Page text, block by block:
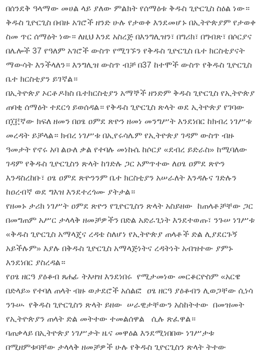
በሰንደቅ ዓላማው መሀል ላይ ያለው ምልክት የሰማዕቱ ቅዱስ ጊዮርጊስ ስዕል ነው።
ቅዱስ ጊዮርጊስ በብዙ አገሮች ዘንድ ሁሉ የታወቀ እንደመሆኑ በኢትዮጵያም የታወቀ
ስመ ጥር ሰማዕት ነው። ለዚህ እንደ አስረጅ በእንግሊዝን፣ በግሪክ፣ በግብጽ፣ በሶርያና
በሌሎች 37 የዓለም አገሮች ውስጥ የሚገኙን የቅዱስ ጊዮርጊስ ቤተ ክርስቲያናት
ማውሳት እንችላለን። እንግሊዝ ውስጥ ብቻ በ37 ከተሞች ውስጥ የቅዱስ ጊዮርጊስ
ቤተ ክርስቲያን ይገኛል።
በኢትዮጵያ ኦርቶዶክስ ቤተክርስቲያን አማኞች ዘንድም ቅዱስ ጊዮርጊስ የኢትዮጵያ
ጠባቂ ሰማዕት ተደርጎ ይወሰዳል። የቅዱስ ጊዮርጊስ ጽላት ወደ ኢትዮጵያ የገባው
በ፲፫ኛው ክፍለ ዘመን በዐፄ ዐምደ ጽዮን ዘመነ መንግሥት እንደነበር ከክብረ ነገሥቱ
መረዳት ይቻላል። ክብረ ነገሥቱ በኢየሩሳሌም የኢትዮጵያ ገዳም ውስጥ ብዙ
ዓመታት የኖሩ አባ ልዑለ ቃል የተባሉ መነኩሴ ከሶርያ «ደብረ ይድራስ» ከሚባለው
ገዳም የቅዱስ ጊዮርጊስን ጽላት ከገድሉ ጋር አምጥተው ለዐፄ ዐምደ ጽዮን
እንዳስረከቡ፣ ዐፄ ዐምደ ጽዮንንም ቤተ ክርስቲያን አሠራለት እንዳሉና ገድሉን
ከዐረብኛ ወደ ግእዝ እንደተረጎሙ ያትታል።
የዘመኑ ታሪክ ነገሥት ዐምደ ጽዮን የጊዮርጊስን ጽላት አስይዘው ከጠላቶቻቸው ጋር
በመግጠም አሥር ታላላቅ ዘመቻዎችን በድል አድራጊነት እንደተወጡ፣ ንጉሠ ነገሥቱ
«ቅዱስ ጊዮርጊስ አማላጄና ረዳቴ ስለሆነ የኢትዮጵያ ጠላቶች ድል ሊያደርጉኝ
አይችሉም» እያሉ በቅዱስ ጊዮርጊስ አማላጅነትና ረዳትነት አብዝተው ያምኑ
እንደነበር ያስረዳል።
የዐፄ ዘርዓ ያዕቆብ ጸሐፊ ትእዛዝ እንደነበሩ የሚታመነው መርቆርዮስም «አርዌ
በድላይ» የተባለ ጠላት ብዙ ወታደሮች አሰልፎ ዐፄ ዘርዓ ያዕቆብን ሊወጋቸው ሲነሳ
ንጉሡ የቅዱስ ጊዮርጊስን ጽላት ይዘው ሠራዊታቸውን አስከትተው በመዝመት
የኢትዮጵያን ጠላት ድል መትተው ተመልሰዋል ሲሉ ጽፈዋል።
ባጠቃላይ በኢትዮጵያ ነገሥታት ዜና መዋዕል እንደሚነበበው ነገሥታቱ
በሚዘምቱባቸው ታላላቅ ዘመቻዎች ሁሉ የቅዱስ ጊዮርጊስን ጽላት ትተው